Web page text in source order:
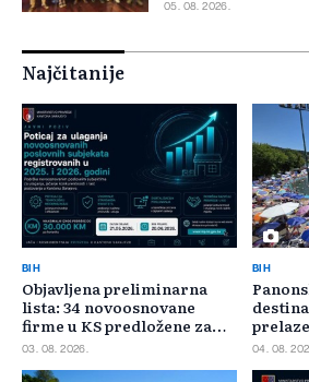
05. 08. 2026.
Najčitanije
BIH
Objavljena preliminarna
lista: 34 novoosnovane
firme u KS predložene za
400.000 KM poticaja
03. 08. 2026.
BIH
04. 08.